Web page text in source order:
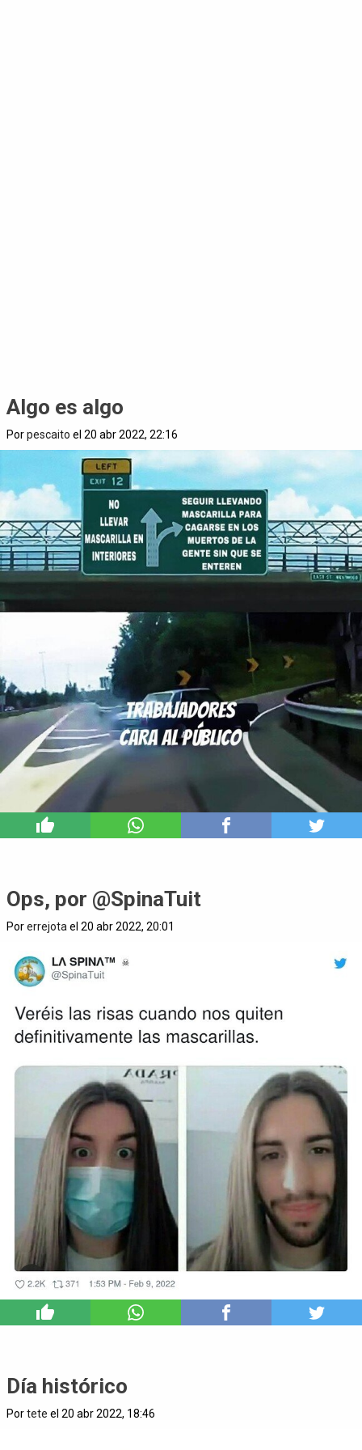
Algo es algo
Porpescaito el 20 abr 2022, 22:16
Ops, por @SpinaTuit
Porerrejota el 20 abr 2022, 20:01
Día histórico
Portete el 20 abr 2022, 18:46